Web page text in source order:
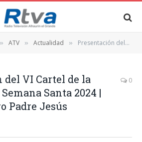
» ATV » Actualidad » Presentación del VI Cartel de la Juventud de Semana Santa 2024 | Hdad. Nuestro Padre Jesús Nazareno
del VI Cartel de la
Santa 2024 |
Padre Jesús
0